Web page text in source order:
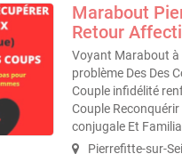
Marabout
Retour
Voyant Marabout à
problème Des Des
Couple infidélité
Couple
conjugale Et
Pierrefitte-sur-